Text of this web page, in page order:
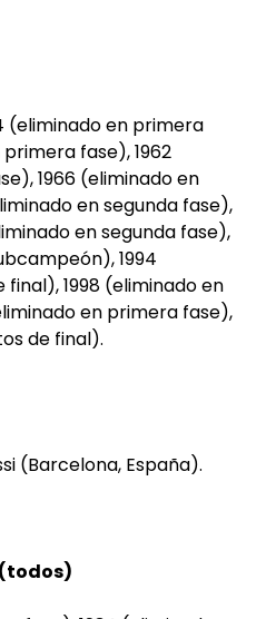
(eliminado en primera
fase), 1962
1966 (eliminado en
en segunda fase),
en segunda fase),
1994
1998 (eliminado en
en primera fase),
de final).
(Barcelona, España).